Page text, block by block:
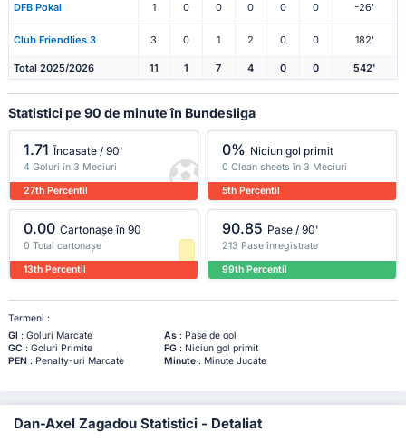
DFB Pokal 1 0 0 0 0 0 -26'
Club Friendlies 3 3 0 1 2 0 0 182'
Total 2025/2026 11 1 7 4 0 0 542'
Statistici pe 90 de minute în Bundesliga
1.71 Încasate / 90'
4 Goluri în 3 Meciuri
27th Percentil
0% Niciun gol primit
0 Clean sheets în 3 Meciuri
5th Percentil
0.00 Cartonașe în 90
0 Total cartonașe
13th Percentil
90.85 Pase / 90'
213 Pase înregistrate
99th Percentil
Termeni :
Gl : Goluri Marcate As: Pase de gol
GC : Goluri Primite FG: Niciun gol primit
PEN: Penalty-uri Marcate Minute: Minute Jucate
Dan-Axel Zagadou Statistici - Detaliat